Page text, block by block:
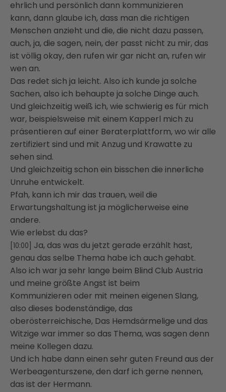
ehrlich und persönlich dann kommunizieren
kann, dann glaube ich, dass man die richtigen
Menschen anzieht und die, die nicht dazu passen,
auch,ja, die sagen, nein, der passt nicht zu mir, das
ist völlig okay, den rufen wir gar nicht an, rufen wir
wen an.
Das redet sich ja leicht. Also ich kunde ja solche
Sachen, also ich behaupte ja solche Dinge auch.
Und gleichzeitig weiß ich, wie schwierig es für mich
war, beispielsweise mit einem Kapperl mich zu
präsentieren auf einer Beraterplattform, wo wir alle
zertifiziert sind und mit Anzug und Krawatte zu
sehen sind.
Und gleichzeitig schon ein bisschen die innerliche
Unruhe entwickelt.
Pfah, kann ich mir das trauen, weil die
Erwartungshaltung ist ja möglicherweise eine
andere.
Wie erlebst du das?
[10:00]
Ja, das was du jetzt gerade erzählt hast,
genau das selbe Thema habe ich auch gehabt.
Also ich war ja sehr lange beim Blind Club Austria
und meine größte Angst ist beim
Kommunizieren oder mit meinen eigenen Slang,
also dieses bodenständige, das
oberösterreichische, Das Hemdsärmelige und das
Witzige war immer so das Thema, was sagen denn
meine Kollegen dazu.
Und ich habe dann einen sehr guten Freund aus der
Werbeagenturszene, den darf ich gerne nennen,
das ist der Hermann.